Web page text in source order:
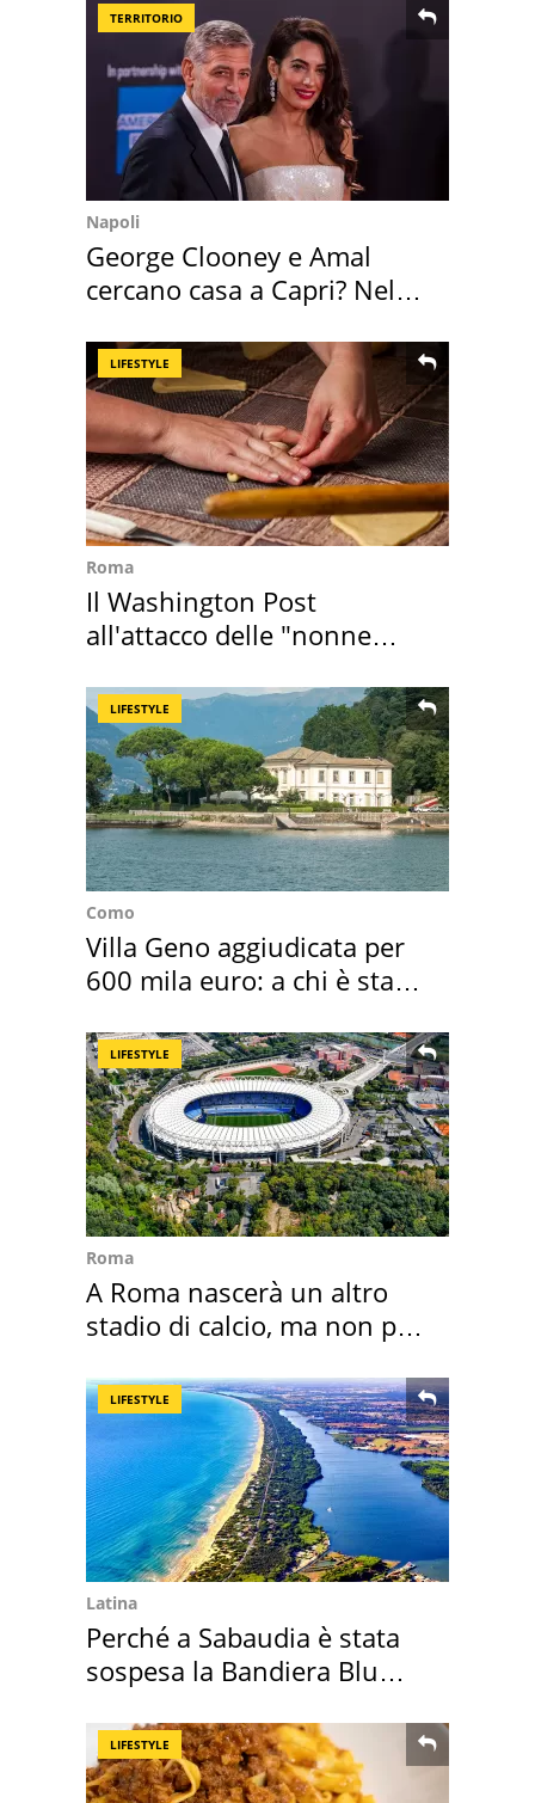
TERRITORIO
Napoli
George Clooney e Amal
cercano casa a Capri? Nel
LIFESTYLE
Roma
Il Washington Post
all'attacco delle "nonne
LIFESTYLE
Como
Villa Geno aggiudicata per
600 mila euro: a chi è stata
LIFESTYLE
Roma
A Roma nascerà un altro
stadio di calcio, ma non per
LIFESTYLE
Latina
Perché a Sabaudia è stata
sospesa la Bandiera Blu
LIFESTYLE